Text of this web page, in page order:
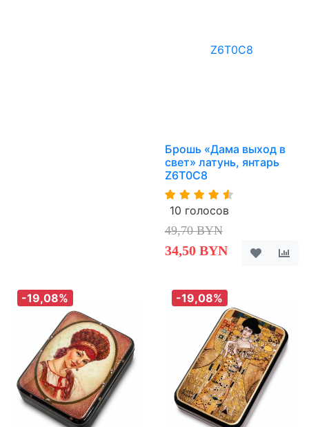
Брошь «Дама выход в
свет» латунь, янтарь
Z6T0C8
10 голосов
49,70 BYN
34,50 BYN
-19,08% -19,08%